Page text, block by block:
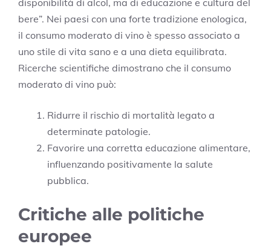
bere”. Nei paesi con una forte tradizione enologica,
il consumo moderato di vino è spesso associato a
uno stile di vita sano e a una dieta equilibrata.
Ricerche scientifiche dimostrano che il consumo
moderato di vino può:
Ridurre il rischio di mortalità legato a
determinate patologie.
Favorire una corretta educazione alimentare,
influenzando positivamente la salute
pubblica.
Critiche alle politiche
europee